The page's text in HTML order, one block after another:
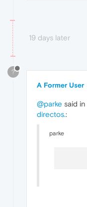
19 days later
?
A Former User
@parke said in
directos.:
parke